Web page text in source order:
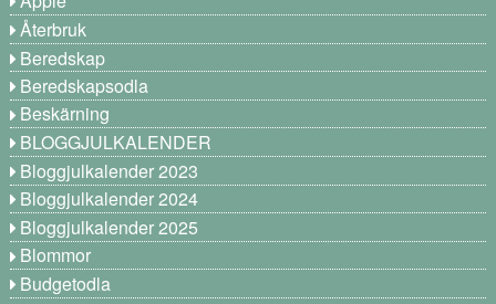
Återbruk
Beredskap
Beredskapsodla
Beskärning
BLOGGJULKALENDER
Bloggjulkalender 2023
Bloggjulkalender 2024
Bloggjulkalender 2025
Blommor
Budgetodla